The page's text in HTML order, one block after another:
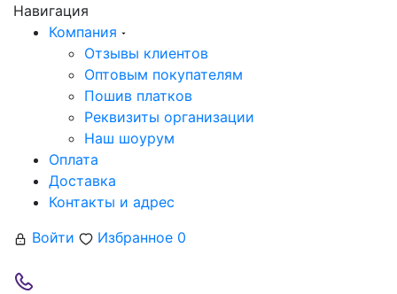
Навигация
Компания
Отзывы клиентов
Оптовым покупателям
Пошив платков
Реквизиты организации
Наш шоурум
Оплата
Доставка
Контакты и адрес
Войти
Избранное 0